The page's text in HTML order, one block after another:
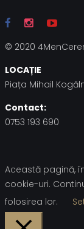
© 2020
LOCAȚIE
Piața Mihail
Contact:
0753 193 690
Această pagină,
cookie-uri.
folosirea lor.